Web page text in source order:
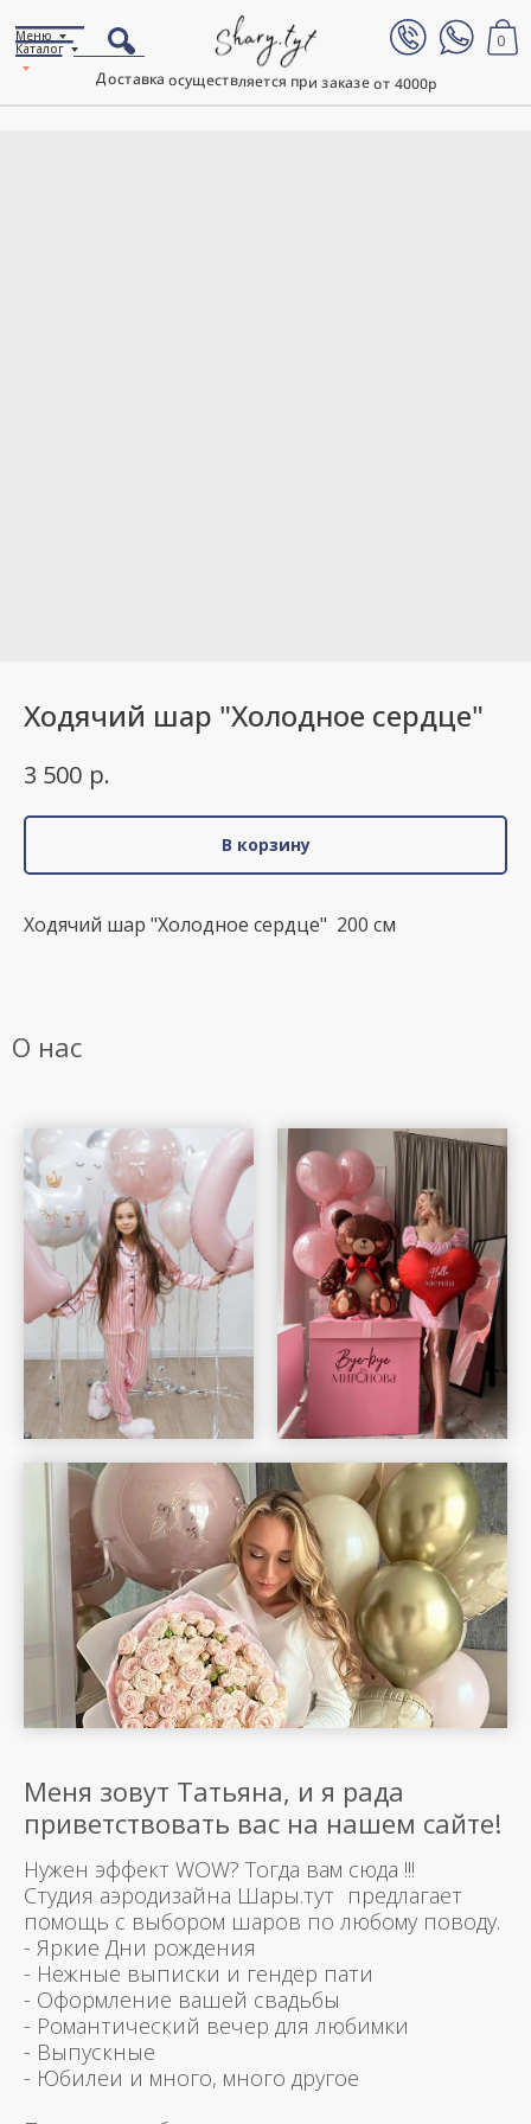
Доставка осуществляется при заказе от 4000р
0
Каталог
Меню
Ходячий шар "Холодное сердце"
3 500 р.
В корзину
Ходячий шар "Холодное сердце" 200 см
О нас
Меня зовут Татьяна, и я рада
приветствовать вас на нашем сайте!
Нужен эффект WOW? Тогда вам сюда !!!
Студия аэродизайна Шары.тут предлагает
помощь с выбором шаров по любому поводу.
- Яркие Дни рождения
- Нежные выписки и гендер пати
- Оформление вашей свадьбы
- Романтический вечер для любимки
- Выпускные
- Юбилеи и много, много другое